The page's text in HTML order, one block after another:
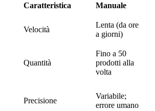
Caratteristica Manuale
Velocità
Lenta (da ore
a giorni)
Quantità
Fino a 50
prodotti alla
volta
Precisione
Variabile;
errore umano